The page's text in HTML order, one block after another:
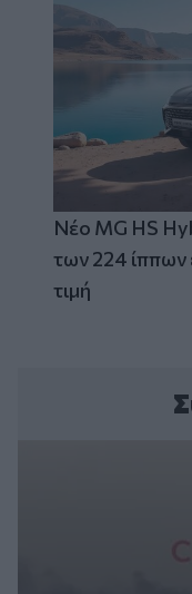
Νέο MG HS
των 224 ίππων
τιμή